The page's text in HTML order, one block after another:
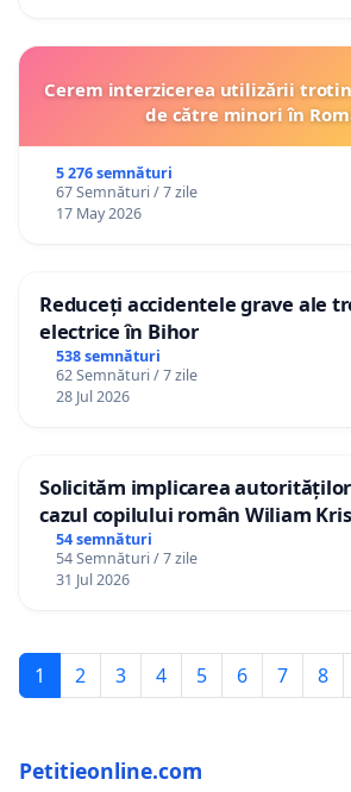
Cerem interzicerea utilizării
de către minori în
5 276 semnături
67 Semnături / 7 zile
17 May 2026
Reduceți accidentele grave ale
electrice în Bihor
538 semnături
62 Semnături / 7 zile
28 Jul 2026
Solicităm implicarea
cazul copilului român Wiliam
Gheorghe, aflat în plasament în
12 ani
54 semnături
54 Semnături / 7 zile
31 Jul 2026
1 2 3 4 5 6 7 8
Petitieonline.com